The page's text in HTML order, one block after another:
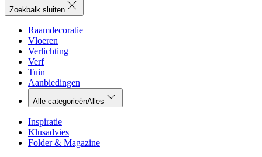
Zoekbalk sluiten
Raamdecoratie
Vloeren
Verlichting
Verf
Tuin
Aanbiedingen
Alle categorieënAlles
Inspiratie
Klusadvies
Folder & Magazine